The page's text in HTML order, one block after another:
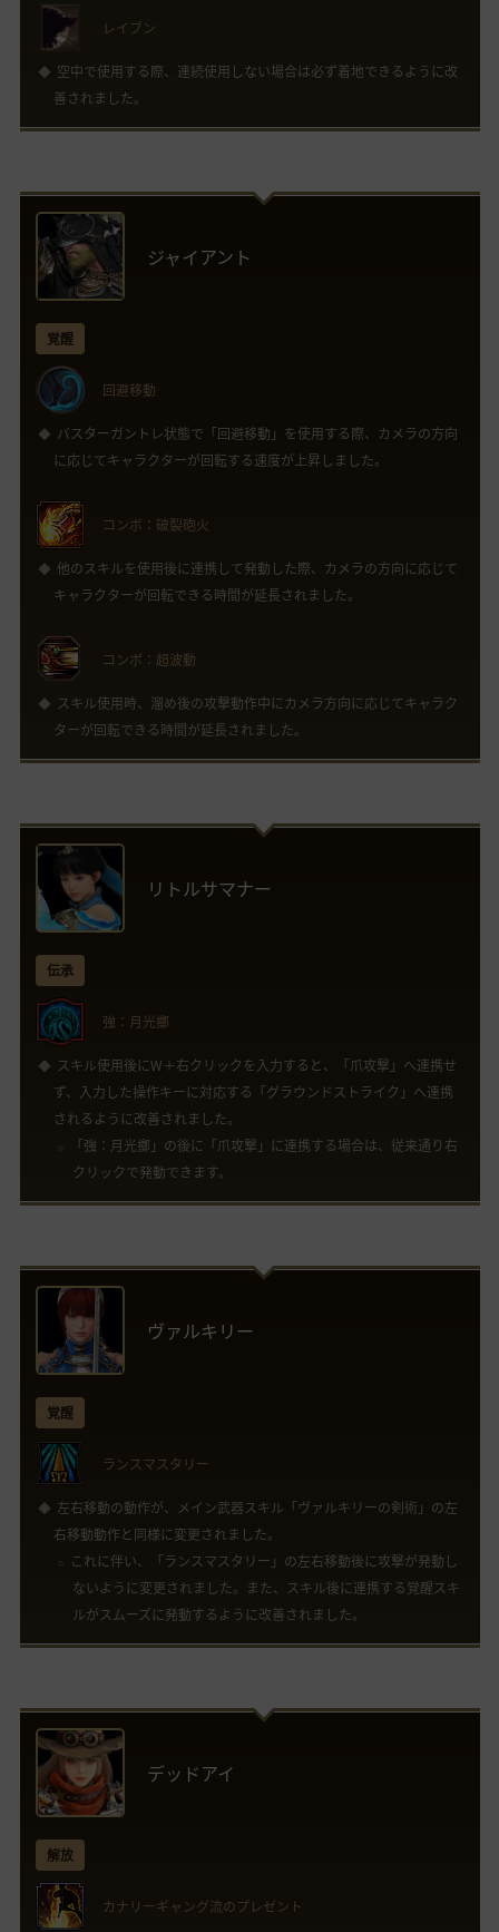
レイブン
空中で使用する際、連続使用しない場合は必ず着地できるように改
善されました。
ジャイアント
覚醒
回避移動
バスターガントレ状態で「回避移動」を使用する際、カメラの方向
に応じてキャラクターが回転する速度が上昇しました。
コンボ：破裂砲火
他のスキルを使用後に連携して発動した際、カメラの方向に応じて
キャラクターが回転できる時間が延長されました。
コンボ：超波動
スキル使用時、溜め後の攻撃動作中にカメラ方向に応じてキャラク
ターが回転できる時間が延長されました。
リトルサマナー
伝承
強：月光擲
スキル使用後にW＋右クリックを入力すると、「爪攻撃」へ連携せ
ず、入力した操作キーに対応する「グラウンドストライク」へ連携
されるように改善されました。
「強：月光擲」の後に「爪攻撃」に連携する場合は、従来通り右
クリックで発動できます。
ヴァルキリー
覚醒
ランスマスタリー
左右移動の動作が、メイン武器スキル「ヴァルキリーの剣術」の左
右移動動作と同様に変更されました。
これに伴い、「ランスマスタリー」の左右移動後に攻撃が発動し
ないように変更されました。また、スキル後に連携する覚醒スキ
ルがスムーズに発動するように改善されました。
デッドアイ
解放
カナリーギャング流のプレゼント